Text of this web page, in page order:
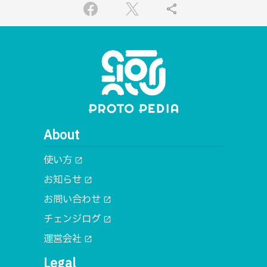
share
About
使い方 open_in_new
お知らせ open_in_new
お問い合わせ open_in_new
チェンジログ open_in_new
運営会社 open_in_new